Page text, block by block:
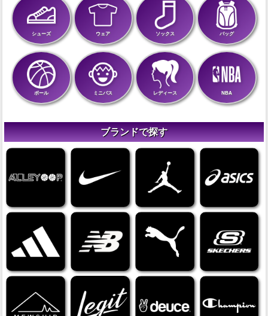
シューズ ウェア ソックス バッグ
ボール ミニバス レディース NBA
ブランドで探す